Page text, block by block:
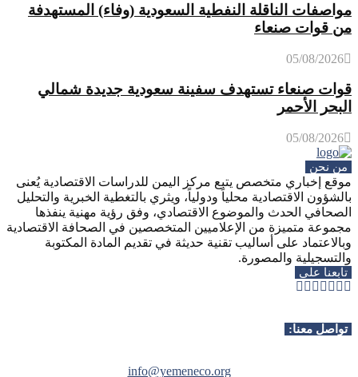
مواصفات الناقلة النفطية السعودية (وفاء) المستهدفة
من قوات صنعاء
05/08/2026
قوات صنعاء تستهدف سفينة سعودية جديدة شمالي
البحر الأحمر
05/08/2026
من نحن
موقع إخباري متخصص يتبع مركز اليمن للدراسات الاقتصادية يُعنى
بالشؤون الاقتصادية محلياً ودولياً، ويثري بالتغطية الخبرية والتحليل
الصحافي الحدث والموضوع الاقتصادي، وفق رؤية مهنية ينفذها
مجموعة متميزة من الإعلاميين المتخصصين في الصحافة الاقتصادية
وبالاعتماد على أساليب تقنية حديثة في تقديم المادة المكتوبة
والتسجيلية والمصورة.
تابعنا على
Facebook
Twitter
Instagram
Youtube
Rss
Telegram
Whatsapp
تواصل معنا:
info@yemeneco.org